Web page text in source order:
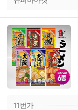
11번가